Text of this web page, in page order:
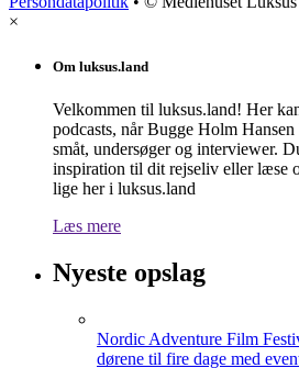
×
Om luksus.land
Velkommen til luksus.land! Her
podcasts, når Bugge Holm
småt, undersøger og interviewer.
inspiration til dit rejseliv eller læse
lige her i luksus.land
Læs mere
Nyeste opslag
Nordic Adventure Film
dørene til fire dage med